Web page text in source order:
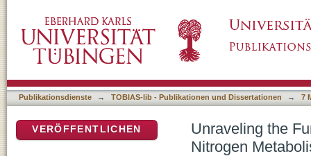
Synechocystis sp. PCC6803
Publikationsdienste → TOBIAS-lib - Publikationen und Dissertationen → 7
Unraveling the
Nitrogen
VERÖFFENTLICHEN